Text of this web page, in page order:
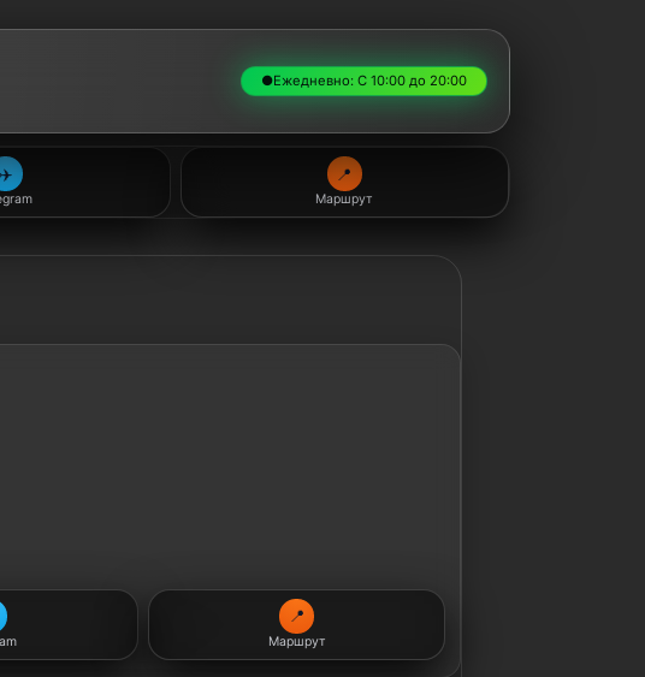
●Ежедневно: С 10:00 до 20:00
✈️ 📍
Маршрут
📍
Маршрут